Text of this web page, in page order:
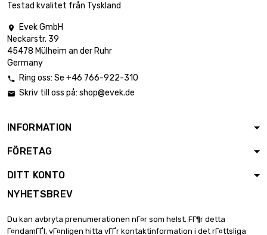
Testad kvalitet från Tyskland

Evek GmbH
Neckarstr. 39
45478 Mülheim an der Ruhr
Germany
 Ring oss: Se +46 766-922-310
 Skriv till oss på: shop@evek.de
INFORMATION
FÖRETAG
DITT KONTO
NYHETSBREV
Du kan avbryta prenumerationen nГ¤r som helst. FГ¶r detta
Г¤ndamГҐl, vГ¤nligen hitta vГҐr kontaktinformation i det rГ¤ttsliga